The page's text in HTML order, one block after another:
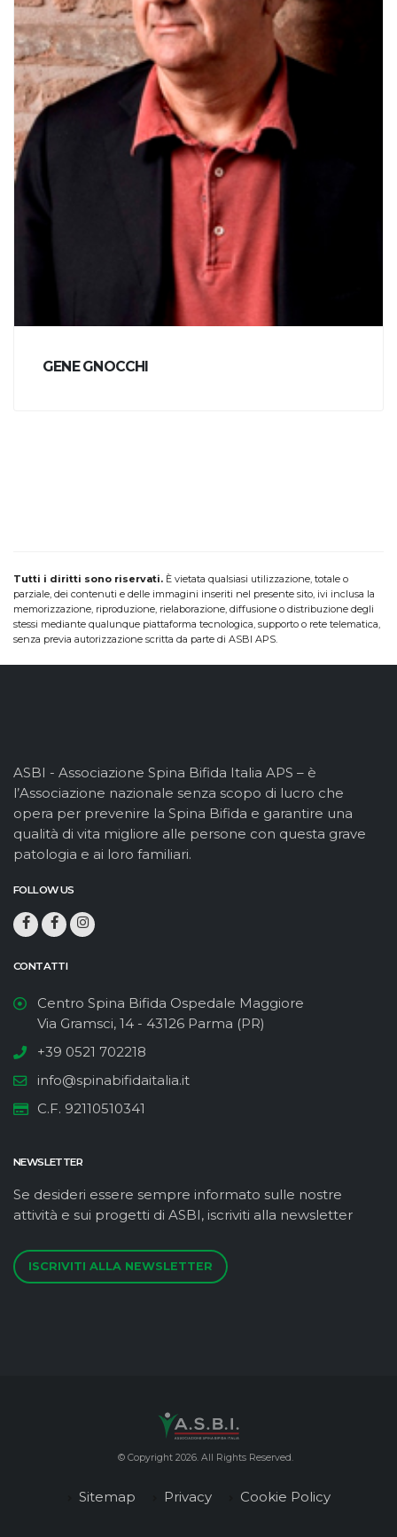
GENE GNOCCHI
Tutti i diritti sono riservati. È vietata qualsiasi utilizzazione, totale o
parziale, dei contenuti e delle immagini inseriti nel presente sito, ivi inclusa la
memorizzazione, riproduzione, rielaborazione, diffusione o distribuzione degli
stessi mediante qualunque piattaforma tecnologica, supporto o rete telematica,
senza previa autorizzazione scritta da parte di ASBI APS.
ASBI - Associazione Spina Bifida Italia APS – è
l’Associazione nazionale senza scopo di lucro che
opera per prevenire la Spina Bifida e garantire una
qualità di vita migliore alle persone con questa grave
patologia e ai loro familiari.
FOLLOW US
CONTATTI
Centro Spina Bifida Ospedale Maggiore
Via Gramsci, 14 - 43126 Parma (PR)
+39 0521 702218
info@spinabifidaitalia.it
C.F. 92110510341
NEWSLETTER
Se desideri essere sempre informato sulle nostre
attività e sui progetti di ASBI, iscriviti alla newsletter
ISCRIVITI ALLA NEWSLETTER
© Copyright 2026. All Rights Reserved.
Sitemap Privacy Cookie Policy